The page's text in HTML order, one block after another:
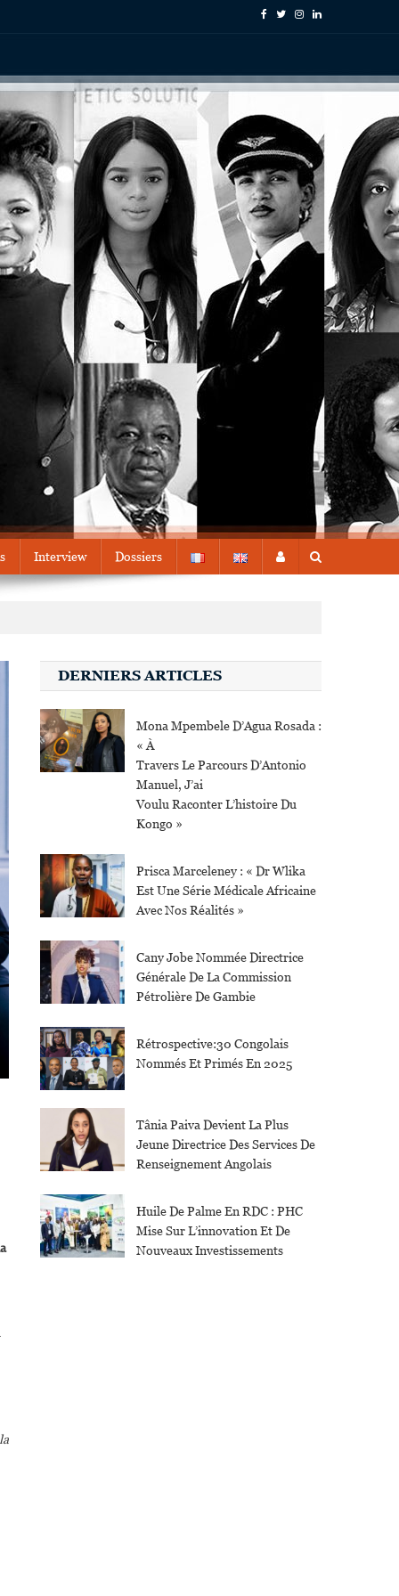
Interview Dossiers
DERNIERS ARTICLES
Mona Mpembele D’Agua Rosada :
« À
Travers Le Parcours D’Antonio
Manuel, J’ai
Voulu Raconter L’histoire Du
Kongo »
Prisca Marceleney : « Dr Wlika
Est Une Série Médicale Africaine
Avec Nos Réalités »
Cany Jobe Nommée Directrice
Générale De La Commission
Pétrolière De Gambie
Rétrospective:30 Congolais
Nommés Et Primés En 2025
Tânia Paiva Devient La Plus
Jeune Directrice Des Services De
Renseignement Angolais
Huile De Palme En RDC : PHC
Mise Sur L’innovation Et De
Nouveaux Investissements